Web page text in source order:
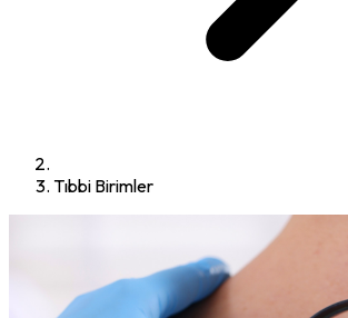
Tıbbi Birimler